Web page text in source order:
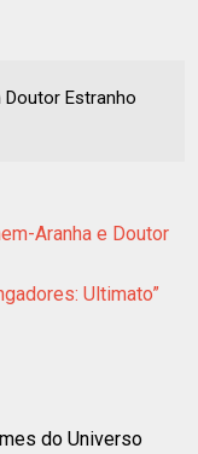
Estranho
Aranha e Doutor
Ultimato”
do Universo